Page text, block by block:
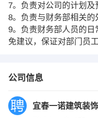
7。负责对公司的计划及
8。负责与财务部相关的
9。负责财务部人员的
免建议，保证对部门员
公司信息
宜春一诺建筑装